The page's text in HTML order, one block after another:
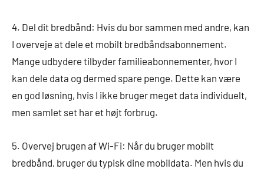
4. Del dit bredbånd: Hvis du bor sammen med andre, kan
I overveje at dele et mobilt bredbåndsabonnement.
Mange udbydere tilbyder familieabonnementer, hvor I
kan dele data og dermed spare penge. Dette kan være
en god løsning, hvis I ikke bruger meget data individuelt,
men samlet set har et højt forbrug.
5. Overvej brugen af Wi-Fi: Når du bruger mobilt
bredbånd, bruger du typisk dine mobildata. Men hvis du